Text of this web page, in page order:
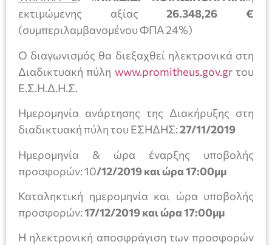
εκτιμώμενης αξίας26.348,26 €
(συμπεριλαμβανομένου ΦΠΑ 24%)
Ο διαγωνισμός θα διεξαχθεί ηλεκτρονικά στη
Διαδικτυακή πύλη www.promitheus.gov.grτου
Ε.Σ.Η.Δ.Η.Σ.
Ημερομηνία ανάρτησης της Διακήρυξης στη
διαδικτυακή πύλη του ΕΣΗΔΗΣ:27/11/2019
Ημερομηνία & ώρα έναρξης υποβολής
προσφορών: 10/12/2019 και ώρα 17:00μμ
Καταληκτική ημερομηνία και ώρα υποβολής
προσφορών:17/12/2019 και ώρα 17:00μμ
Η ηλεκτρονική αποσφράγιση των προσφορών